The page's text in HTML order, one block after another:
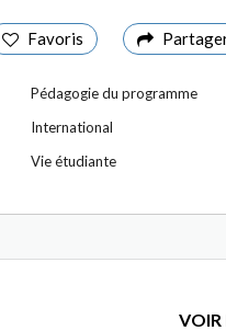
Favoris
Pédagogie du programme
International
Vie étudiante
VOIR